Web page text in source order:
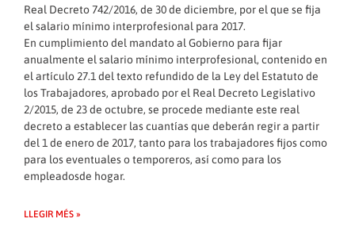
Real Decreto 742/2016, de 30 de diciembre, por el que se fija
el salario mínimo interprofesional para 2017.
En cumplimiento del mandato al Gobierno para fijar
anualmente el salario mínimo interprofesional, contenido en
el artículo 27.1 del texto refundido de la Ley del Estatuto de
los Trabajadores, aprobado por el Real Decreto Legislativo
2/2015, de 23 de octubre, se procede mediante este real
decreto a establecer las cuantías que deberán regir a partir
del 1 de enero de 2017, tanto para los trabajadores fijos como
para los eventuales o temporeros, así como para los
empleadosde hogar.
LLEGIR MÉS »